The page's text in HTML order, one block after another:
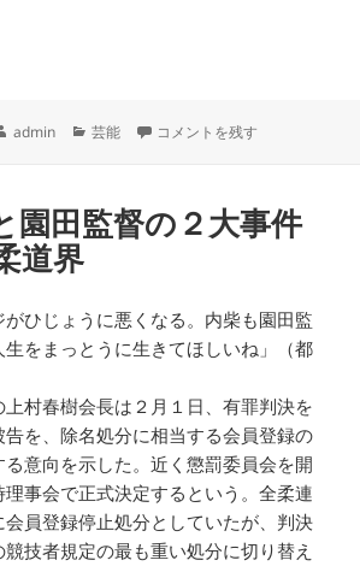
目市川團十郎が逝く
作
admin
カ
ー
芸能 十二代目市川團十郎が逝く に
コメントを残す
園田監督の２大事件
道界
がひじょうに悪くなる。内柴も園田監
をまっとうに生きてほしいね」（都
村春樹会長は２月１日、有罪判決を
を、除名処分に相当する会員登録の
意向を示した。近く懲罰委員会を開
事会で正式決定するという。全柔連
員登録停止処分としていたが、判決
技者規定の最も重い処分に切り替え